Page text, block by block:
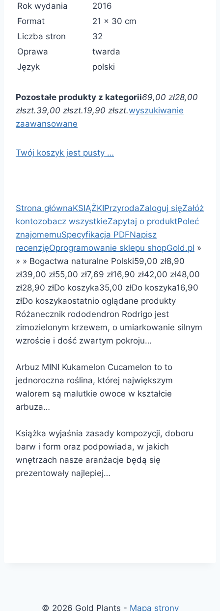
Rok wydania
2016
Format
21 x 30 cm
Liczba stron
32
Oprawa
twarda
Język
polski
Pozostałe produkty z kategorii69,00 zł28,00
złszt.39,00 złszt.19,90 złszt.wyszukiwanie
zaawansowane
Twój koszyk jest pusty …
Strona głównaKSIĄŻKIPrzyrodaZaloguj sięZałóż
kontozobacz wszystkieZapytaj o produktPoleć
znajomemuSpecyfikacja PDFNapisz
recenzjęOprogramowanie sklepu shopGold.pl »
» » Bogactwa naturalne Polski59,00 zł8,90
zł39,00 zł55,00 zł7,69 zł16,90 zł42,00 zł48,00
zł28,90 złDo koszyka35,00 złDo koszyka16,90
złDo koszykaostatnio oglądane produkty
Różanecznik rododendron Rodrigo jest
zimozielonym krzewem, o umiarkowanie silnym
wzroście i dość zwartym pokroju…
Arbuz MINI Kukamelon Cucamelon to to
jednoroczna roślina, której największym
walorem są malutkie owoce w kształcie
arbuza…
Książka wyjaśnia zasady kompozycji, doboru
barw i form oraz podpowiada, w jakich
wnętrzach nasze aranżacje będą się
prezentowały najlepiej…
© 2026 Gold Plants - Mapa strony